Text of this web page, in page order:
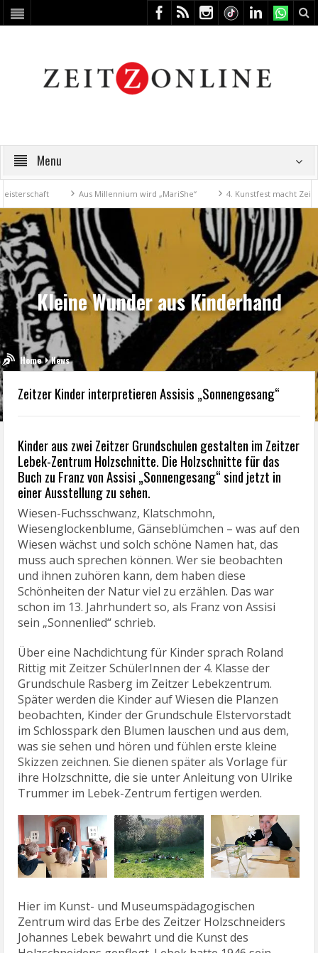
Menu
Aus Millennium wird „MariShe“ 4. Kunstfest macht Zeitz zum
Kleine Wunder aus Kinderhand
Home News
Zeitzer Kinder interpretieren Assisis „Sonnengesang“
Kinder aus zwei Zeitzer Grundschulen gestalten im Zeitzer
Lebek-Zentrum Holzschnitte. Die Holzschnitte für das
Buch zu Franz von Assisi „Sonnengesang“ sind jetzt in
einer Ausstellung zu sehen.
Wiesen-Fuchsschwanz, Klatschmohn,
Wiesenglockenblume, Gänseblümchen – was auf den
Wiesen wächst und solch schöne Namen hat, das
muss auch sprechen können. Wer sie beobachten
und ihnen zuhören kann, dem haben diese
Schönheiten der Natur viel zu erzählen. Das war
schon im 13. Jahrhundert so, als Franz von Assisi
sein „Sonnenlied“ schrieb.
Über eine Nachdichtung für Kinder sprach Roland
Rittig mit Zeitzer SchülerInnen der 4. Klasse der
Grundschule Rasberg im Zeitzer Lebekzentrum.
Später werden die Kinder auf Wiesen die Planzen
beobachten, Kinder der Grundschule Elstervorstadt
im Schlosspark den Blumen lauschen und aus dem,
was sie sehen und hören und fühlen erste kleine
Skizzen zeichnen. Sie dienen später als Vorlage für
ihre Holzschnitte, die sie unter Anleitung von Ulrike
Trummer im Lebek-Zentrum fertigen werden.
Hier im Kunst- und Museumspädagogischen
Zentrum wird das Erbe des Zeitzer Holzschneiders
Johannes Lebek bewahrt und die Kunst des